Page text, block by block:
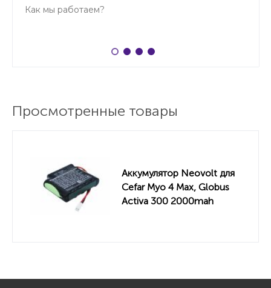
Как мы работаем?
Просмотренные товары
Аккумулятор Neovolt для
Cefar Myo 4 Max, Globus
Activa 300 2000mah